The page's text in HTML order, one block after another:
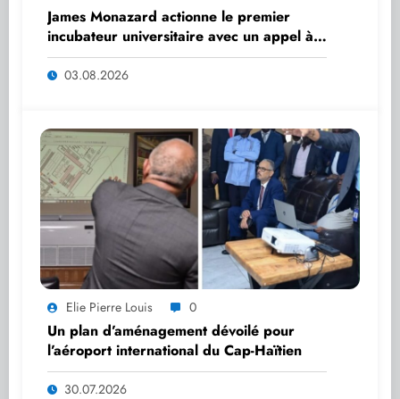
James Monazard actionne le premier
incubateur universitaire avec un appel à
startups
03.08.2026
Elie Pierre Louis 0
Un plan d’aménagement dévoilé pour
l’aéroport international du Cap-Haïtien
30.07.2026